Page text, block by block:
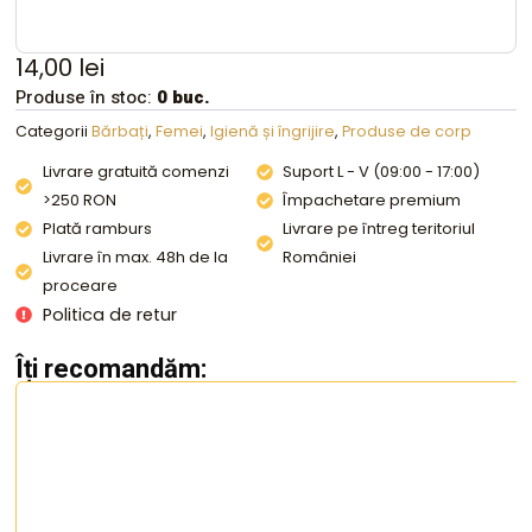
14,00 lei
Produse în stoc: 0 buc.
Categorii Bărbați,Femei,Igienă și îngrijire,Produse de corp
Livrare gratuită comenzi
>250 RON
Plată ramburs
Livrare în max. 48h de la
proceare
Suport L - V (09:00 - 17:00)
Împachetare premium
Livrare pe întreg teritoriul
României
Politica de retur
Îți recomandăm: